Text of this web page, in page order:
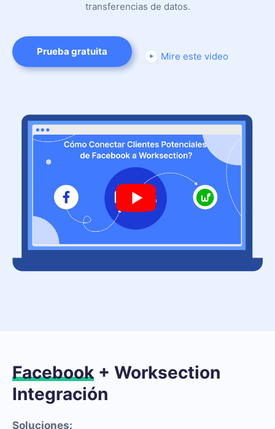
transferencias de datos.
Prueba gratuita Mire este video
Facebook + Worksection
Integración
Soluciones: